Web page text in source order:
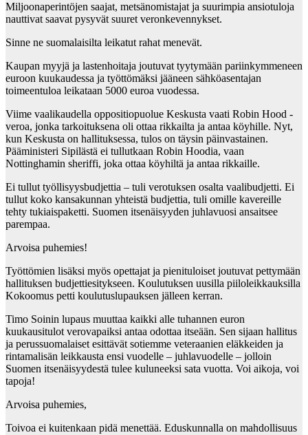
Miljoonaperintöjen saajat, metsänomistajat ja suurimpia ansiotuloja
nauttivat saavat pysyvät suuret veronkevennykset.
Sinne ne suomalaisilta leikatut rahat menevät.
Kaupan myyjä ja lastenhoitaja joutuvat tyytymään pariinkymmeneen
euroon kuukaudessa ja työttömäksi jääneen sähköasentajan
toimeentuloa leikataan 5000 euroa vuodessa.
Viime vaalikaudella oppositiopuolue Keskusta vaati Robin Hood -
veroa, jonka tarkoituksena oli ottaa rikkailta ja antaa köyhille. Nyt,
kun Keskusta on hallituksessa, tulos on täysin päinvastainen.
Pääministeri Sipilästä ei tullutkaan Robin Hoodia, vaan
Nottinghamin sheriffi, joka ottaa köyhiltä ja antaa rikkaille.
Ei tullut työllisyysbudjettia – tuli verotuksen osalta vaalibudjetti. Ei
tullut koko kansakunnan yhteistä budjettia, tuli omille kavereille
tehty tukiaispaketti. Suomen itsenäisyyden juhlavuosi ansaitsee
parempaa.
Arvoisa puhemies!
Työttömien lisäksi myös opettajat ja pienituloiset joutuvat pettymään
hallituksen budjettiesitykseen. Koulutuksen uusilla piiloleikkauksilla
Kokoomus petti koulutuslupauksen jälleen kerran.
Timo Soinin lupaus muuttaa kaikki alle tuhannen euron
kuukausitulot verovapaiksi antaa odottaa itseään. Sen sijaan hallitus
ja perussuomalaiset esittävät sotiemme veteraanien eläkkeiden ja
rintamalisän leikkausta ensi vuodelle – juhlavuodelle – jolloin
Suomen itsenäisyydestä tulee kuluneeksi sata vuotta. Voi aikoja, voi
tapoja!
Arvoisa puhemies,
Toivoa ei kuitenkaan pidä menettää. Eduskunnalla on mahdollisuus